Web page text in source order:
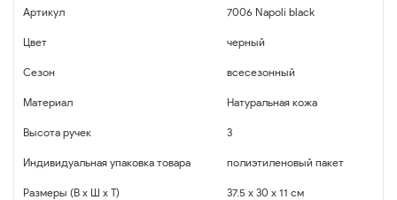
Артикул 7006 Napoli black
Цвет черный
Сезон всесезонный
Материал Натуральная кожа
Высота ручек 3
Индивидуальная упаковка товара полиэтиленовый пакет
Размеры (В x Ш x Т) 37.5 x 30 x 11 см